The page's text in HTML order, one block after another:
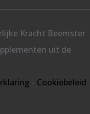
Kracht Beemster
uit de
- Cookiebeleid